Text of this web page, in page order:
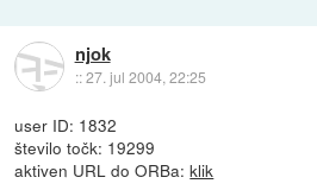
njok
::27. jul 2004, 22:25
user ID: 1832
število točk: 19299
aktiven URL do ORBa:klik